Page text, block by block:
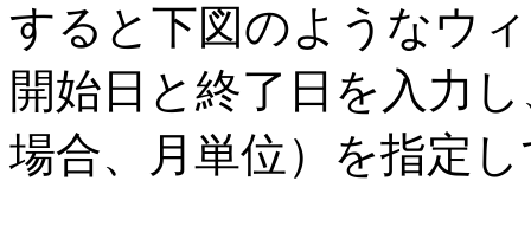
すると下図のようなウ
開始日と終了日を入力
場合、月単位）を指定